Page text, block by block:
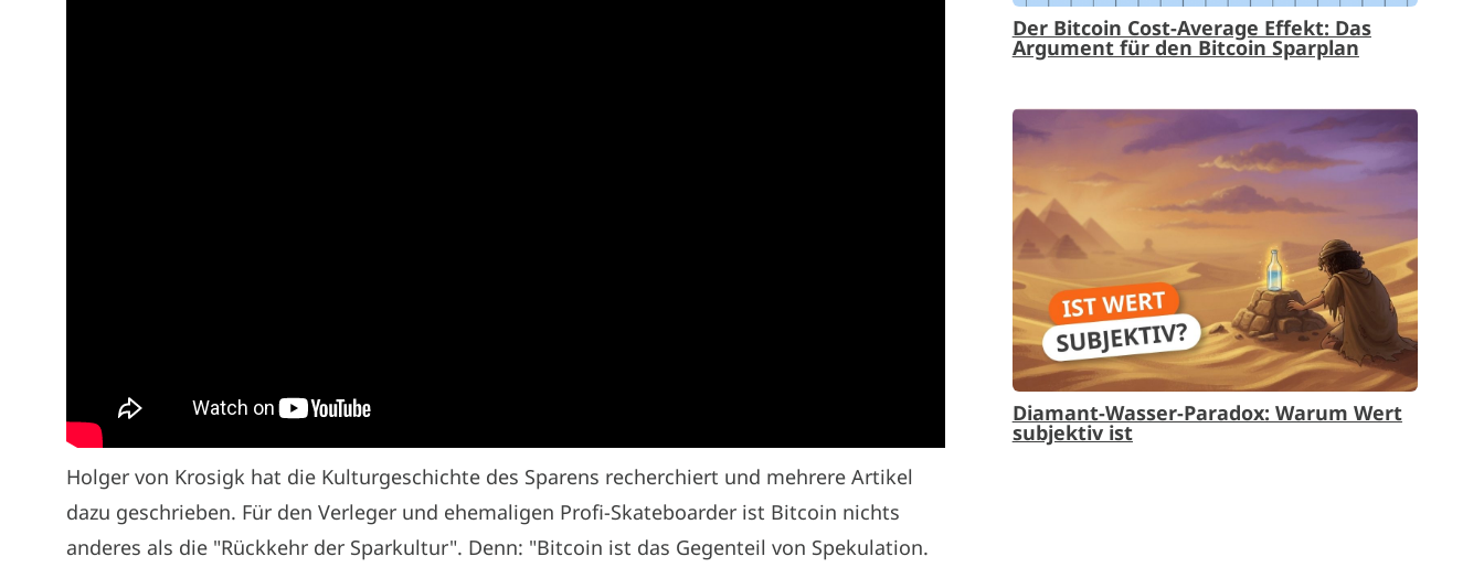
Holger von Krosigk hat die Kulturgeschichte des Sparens recherchiert und mehrere Artikel
dazu geschrieben. Für den Verleger und ehemaligen Profi-Skateboarder ist Bitcoin nichts
anderes als die "Rückkehr der Sparkultur". Denn: "Bitcoin ist das Gegenteil von Spekulation.
Der Bitcoin Cost-Average Effekt: Das
Argument für den Bitcoin Sparplan
Diamant-Wasser-Paradox: Warum Wert
subjektiv ist